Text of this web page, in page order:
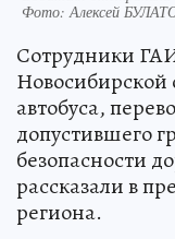
Фото: Алексей
Сотрудники
Новосибирской
автобуса,
допустившего
безопасности
рассказали в
региона.